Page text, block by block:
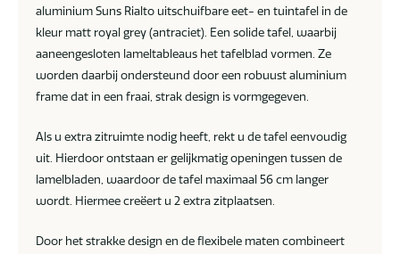
aluminium Suns Rialto uitschuifbare eet- en tuintafel in de
kleur matt royal grey (antraciet). Een solide tafel, waarbij
aaneengesloten lameltableaus het tafelblad vormen. Ze
worden daarbij ondersteund door een robuust aluminium
frame dat in een fraai, strak design is vormgegeven.
Als u extra zitruimte nodig heeft, rekt u de tafel eenvoudig
uit. Hierdoor ontstaan er gelijkmatig openingen tussen de
lamelbladen, waardoor de tafel maximaal 56 cm langer
wordt. Hiermee creëert u 2 extra zitplaatsen.
Door het strakke design en de flexibele maten combineert